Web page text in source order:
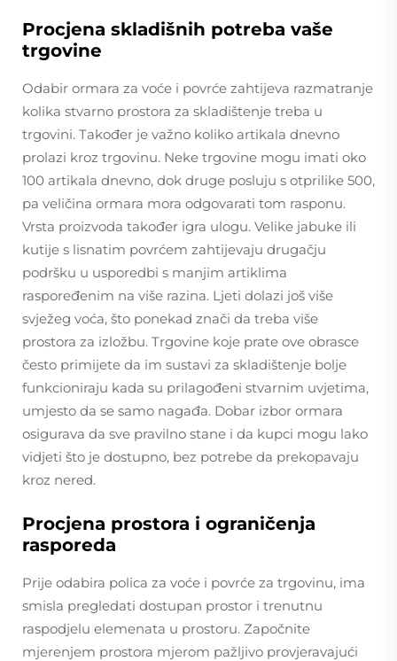
Procjena skladišnih potreba vaše
trgovine
Odabir ormara za voće i povrće zahtijeva razmatranje
kolika stvarno prostora za skladištenje treba u
trgovini. Također je važno koliko artikala dnevno
prolazi kroz trgovinu. Neke trgovine mogu imati oko
100 artikala dnevno, dok druge posluju s otprilike 500,
pa veličina ormara mora odgovarati tom rasponu.
Vrsta proizvoda također igra ulogu. Velike jabuke ili
kutije s lisnatim povrćem zahtijevaju drugačju
podršku u usporedbi s manjim artiklima
raspoređenim na više razina. Ljeti dolazi još više
svježeg voća, što ponekad znači da treba više
prostora za izložbu. Trgovine koje prate ove obrasce
često primijete da im sustavi za skladištenje bolje
funkcioniraju kada su prilagođeni stvarnim uvjetima,
umjesto da se samo nagađa. Dobar izbor ormara
osigurava da sve pravilno stane i da kupci mogu lako
vidjeti što je dostupno, bez potrebe da prekopavaju
kroz nered.
Procjena prostora i ograničenja
rasporeda
Prije odabira polica za voće i povrće za trgovinu, ima
smisla pregledati dostupan prostor i trenutnu
raspodjelu elemenata u prostoru. Započnite
mjerenjem prostora mjerom pažljivo provjeravajući